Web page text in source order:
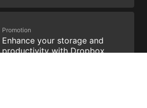
Promotion
Enhance your storage and
productivity with Dropbox